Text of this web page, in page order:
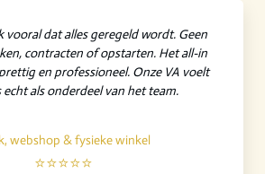
vooral dat alles geregeld wordt. Geen
contracten of opstarten. Het all-in
en professioneel. Onze VA voelt
echt als onderdeel van het team.
webshop & fysieke winkel
⭐⭐⭐⭐⭐